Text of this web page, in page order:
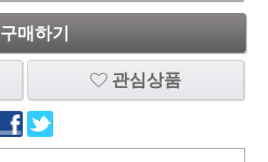
구매하기
관심상품